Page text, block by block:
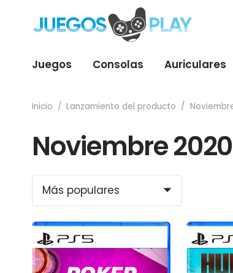
Juegos Consolas Auriculares
Inicio / Lanzamiento del producto /
Noviembre 2020